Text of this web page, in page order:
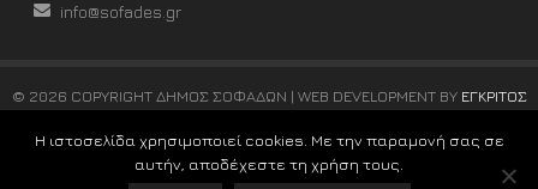
info@sofades.gr
© 2026 COPYRIGHT ΔΗΜΟΣ ΣΟΦΑΔΩΝ | WEB DEVELOPMENT BY ΕΓΚΡΙΤΟΣ
Η ιστοσελίδα χρησιμοποιεί cookies. Με την παραμονή σας σε
αυτήν, αποδέχεστε τη χρήση τους.